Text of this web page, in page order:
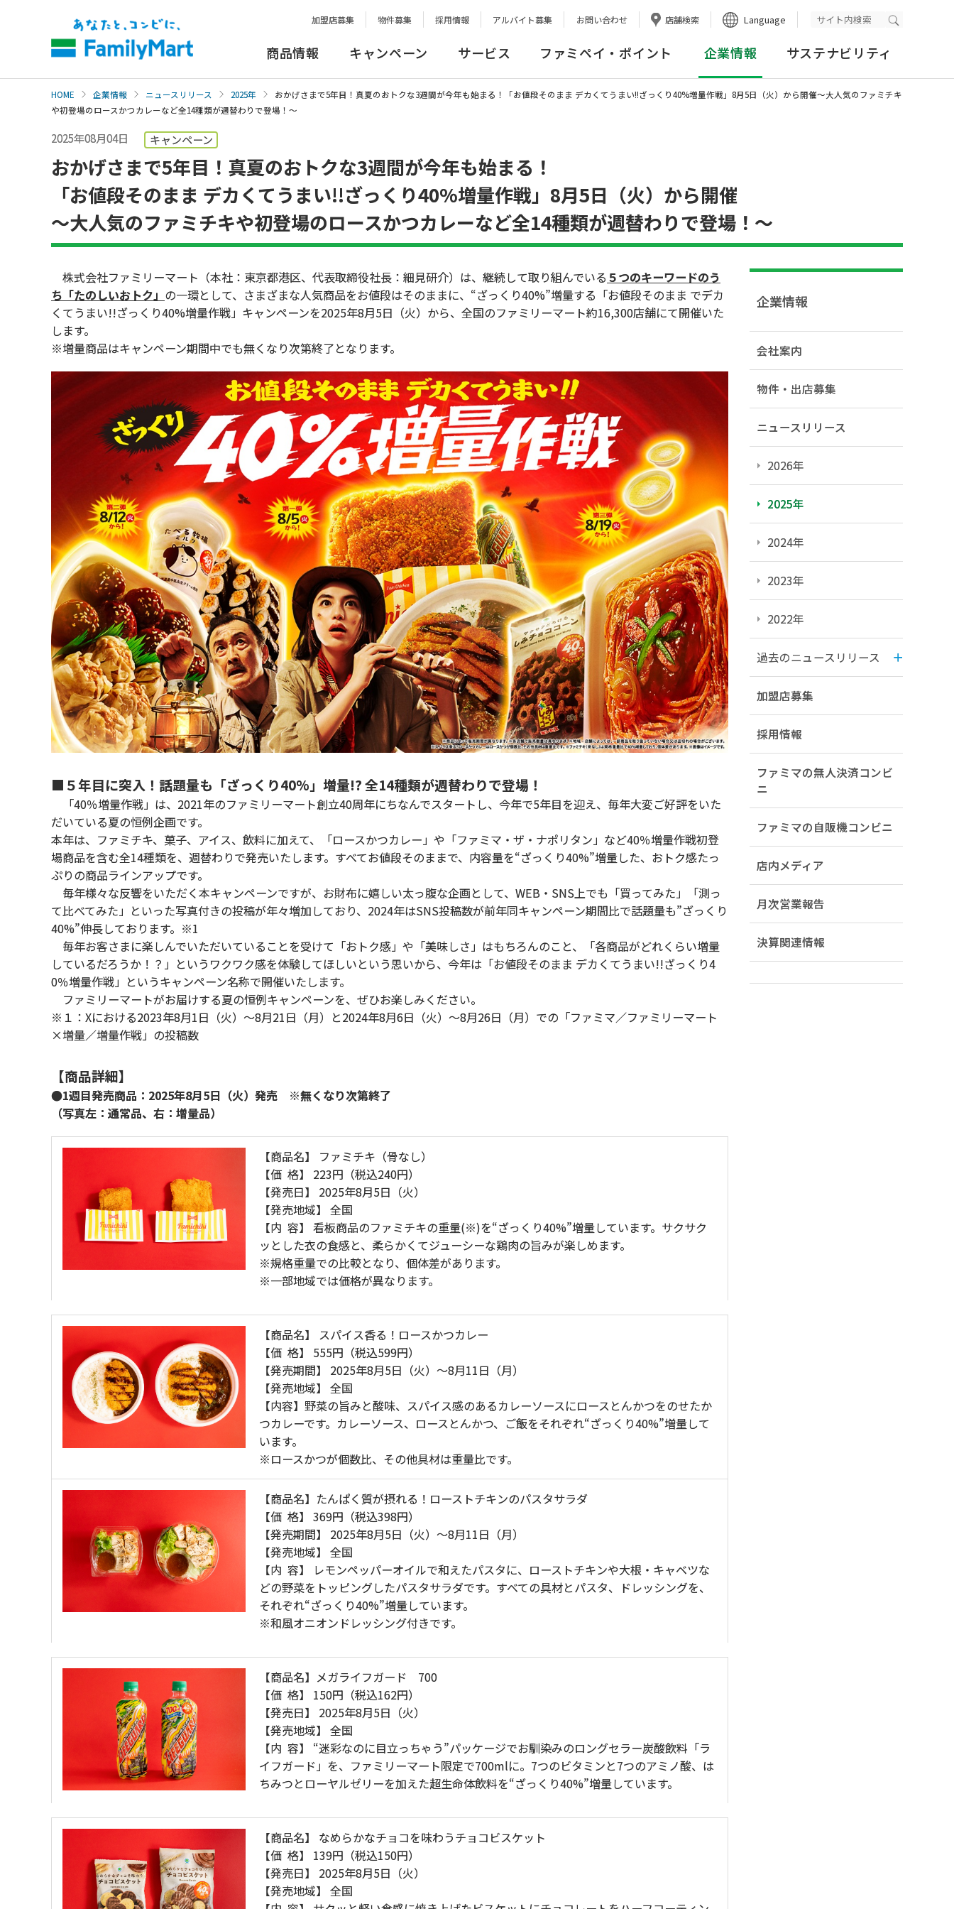
加盟店募集 物件募集 採用情報 アルバイト募集 お問い合わせ 店舗検索 Language 検索実行
商品情報 キャンペーン サービス ファミペイ・ポイント 企業情報 サステナビリティ
HOME 企業情報 ニュースリリース 2025年
おかげさまで5年目！真夏のおトクな3週間が今年も始まる！「お値段そのまま デカくてうまい!!ざっくり40%増量作戦」8月5日（火）から開催～大人気のファミチキ
や初登場のロースかつカレーなど全14種類が週替わりで登場！～
2025年08月04日 キャンペーン
おかげさまで5年目！真夏のおトクな3週間が今年も始まる！
「お値段そのまま デカくてうまい!!ざっくり40%増量作戦」8月5日（火）から開催
～大人気のファミチキや初登場のロースかつカレーなど全14種類が週替わりで登場！～
株式会社ファミリーマート（本社：東京都港区、代表取締役社長：細見研介）は、継続して取り組んでいる ５つのキーワードのう
ち「たのしいおトク」 の一環として、さまざまな人気商品をお値段はそのままに、“ざっくり40%”増量する 「お値段そのまま でデカ
くてうまい!!ざっくり40%増量作戦」キャンペーンを2025年8月5日（火）から、全国のファミリーマート約16,300店舗にて開催いた
します。
※増量商品はキャンペーン期間中でも無くなり次第終了となります。
■５年目に突入！話題量も「ざっくり40%」増量!? 全14種類が週替わりで登場！
「40％増量作戦」は、2021年のファミリーマート創立40周年にちなんでスタートし、今年で5年目を迎え、毎年大変ご好評をいた
だいている夏の恒例企画です。
本年は、ファミチキ、菓子、アイス、飲料に加えて、「ロースかつカレー」や「ファミマ・ザ・ナポリタン」など40％増量作戦初登
場商品を含む全14種類を、週替わりで発売いたします。すべてお値段そのままで、内容量を“ざっくり40%”増量した、おトク感たっ
ぷりの商品ラインアップです。
毎年様々な反響をいただく本キャンペーンですが、お財布に嬉しい太っ腹な企画として、WEB・SNS上でも「買ってみた」「測っ
て比べてみた」といった写真付きの投稿が年々増加しており、2024年はSNS投稿数が前年同キャンペーン期間比で話題量も”ざっくり
40%”伸長しております。※1
毎年お客さまに楽しんでいただいていることを受けて「おトク感」や「美味しさ」はもちろんのこと、「各商品がどれくらい増量
しているだろうか！？」というワクワク感を体験してほしいという思いから、今年は「お値段そのまま デカくてうまい!!ざっくり4
0％増量作戦」というキャンペーン名称で開催いたします。
ファミリーマートがお届けする夏の恒例キャンペーンを、ぜひお楽しみください。
※１：Xにおける2023年8月1日（火）～8月21日（月）と2024年8月6日（火）～8月26日（月）での「ファミマ／ファミリーマート
×増量／増量作戦」の投稿数
【商品詳細】
●1週目発売商品：2025年8月5日（火）発売 ※無くなり次第終了
（写真左：通常品、右：増量品）
【商品名】 ファミチキ（骨なし）
【価 格】 223円（税込240円）
【発売日】 2025年8月5日（火）
【発売地域】 全国
【内 容】 看板商品のファミチキの重量(※)を“ざっくり40%”増量しています。サクサク
ッとした衣の食感と、柔らかくてジューシーな鶏肉の旨みが楽しめます。
※規格重量での比較となり、個体差があります。
※一部地域では価格が異なります。
【商品名】 スパイス香る！ロースかつカレー
【価 格】 555円（税込599円）
【発売期間】 2025年8月5日（火）～8月11日（月）
【発売地域】 全国
【内容】野菜の旨みと酸味、スパイス感のあるカレーソースにロースとんかつをのせたか
つカレーです。カレーソース、ロースとんかつ、ご飯をそれぞれ“ざっくり40%”増量して
います。
※ロースかつが個数比、その他具材は重量比です。
【商品名】たんぱく質が摂れる！ローストチキンのパスタサラダ
【価 格】 369円（税込398円）
【発売期間】 2025年8月5日（火）～8月11日（月）
【発売地域】 全国
【内 容】 レモンペッパーオイルで和えたパスタに、ローストチキンや大根・キャベツな
どの野菜をトッピングしたパスタサラダです。すべての具材とパスタ、ドレッシングを、
それぞれ“ざっくり40%”増量しています。
※和風オニオンドレッシング付きです。
【商品名】メガライフガード 700
【価 格】 150円（税込162円）
【発売日】 2025年8月5日（火）
【発売地域】 全国
【内 容】 “迷彩なのに目立っちゃう”パッケージでお馴染みのロングセラー炭酸飲料「ラ
イフガード」を、ファミリーマート限定で700mlに。7つのビタミンと7つのアミノ酸、は
ちみつとローヤルゼリーを加えた超生命体飲料を“ざっくり40%”増量しています。
【商品名】 なめらかなチョコを味わうチョコビスケット
【価 格】 139円（税込150円）
【発売日】 2025年8月5日（火）
【発売地域】 全国
企業情報
会社案内
物件・出店募集
ニュースリリース
2026年
2025年
2024年
2023年
2022年
過去のニュースリリース
加盟店募集
採用情報
ファミマの無人決済コンビ
ニ
ファミマの自販機コンビニ
店内メディア
月次営業報告
決算関連情報